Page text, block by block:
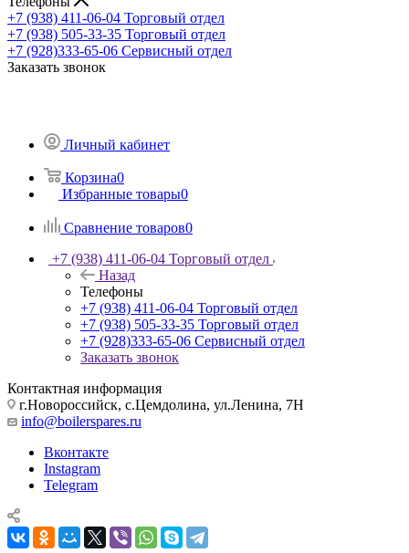
+7 (938) 411-06-04 Торговый отдел
+7 (938) 505-33-35 Торговый отдел
+7 (928)333-65-06 Сервисный отдел
Заказать звонок
Личный кабинет
Корзина0
Избранные товары0
Сравнение товаров0
+7 (938) 411-06-04 Торговый отдел
Назад
Телефоны
+7 (938) 411-06-04 Торговый отдел
+7 (938) 505-33-35 Торговый отдел
+7 (928)333-65-06 Сервисный отдел
Заказать звонок
Контактная информация
г.Новороссийск, с.Цемдолина, ул.Ленина, 7Н
info@boilerspares.ru
Вконтакте
Instagram
Telegram